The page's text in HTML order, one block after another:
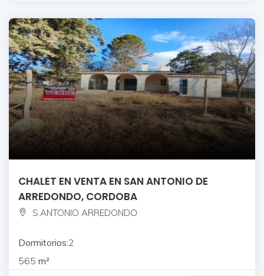
CHALET EN VENTA EN SAN ANTONIO DE
ARREDONDO, CORDOBA
S.ANTONIO ARREDONDO
Dormitorios:2
565 m²